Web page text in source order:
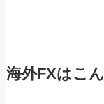
海外FXはこ